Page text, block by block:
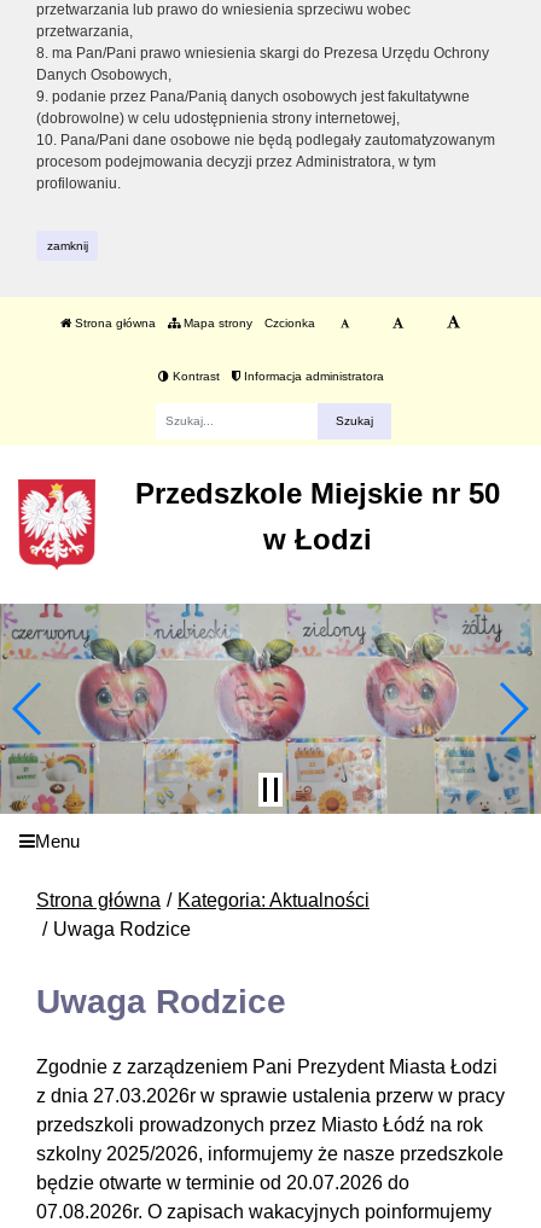
przetwarzania lub prawo do wniesienia sprzeciwu wobec
przetwarzania,
8. ma Pan/Pani prawo wniesienia skargi do Prezesa Urzędu Ochrony
Danych Osobowych,
9. podanie przez Pana/Panią danych osobowych jest fakultatywne
(dobrowolne) w celu udostępnienia strony internetowej,
10. Pana/Pani dane osobowe nie będą podlegały zautomatyzowanym
procesom podejmowania decyzji przez Administratora, w tym
profilowaniu.
zamknij
Strona główna Mapa strony Czcionka
Kontrast Informacja administratora
Przedszkole Miejskie nr 50
w Łodzi
Menu
Strona główna
Kategoria: Aktualności
Uwaga Rodzice
Uwaga Rodzice
Zgodnie z zarządzeniem Pani Prezydent Miasta Łodzi
z dnia 27.03.2026r w sprawie ustalenia przerw w pracy
przedszkoli prowadzonych przez Miasto Łódź na rok
szkolny 2025/2026, informujemy że nasze przedszkole
będzie otwarte w terminie od 20.07.2026 do
07.08.2026r. O zapisach wakacyjnych poinformujemy